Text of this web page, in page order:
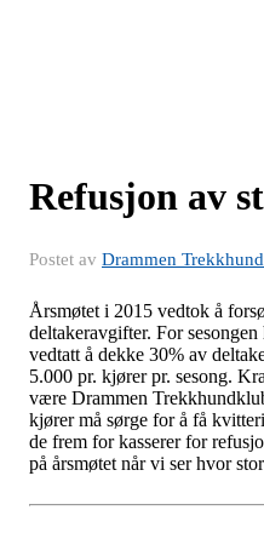
Refusjon av
Postet av Drammen
Årsmøtet i 2015 vedtok å
deltakeravgifter. For
vedtatt å dekke 30% av
5.000 pr. kjører pr. sesong.
være Drammen
kjører må sørge for å få
de frem for kasserer for
på årsmøtet når vi ser hvor